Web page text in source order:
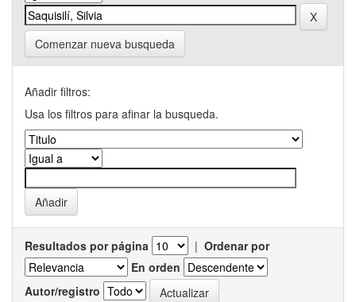
Comenzar nueva busqueda
Añadir filtros:
Usa los filtros para afinar la busqueda.
Resultados por página | Ordenar por
En orden
Autor/registro